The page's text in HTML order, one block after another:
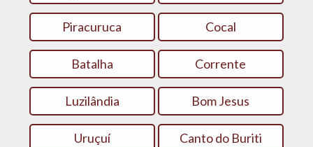
Piracuruca Cocal
Batalha Corrente
Luzilândia Bom Jesus
Uruçuí Canto do Buriti